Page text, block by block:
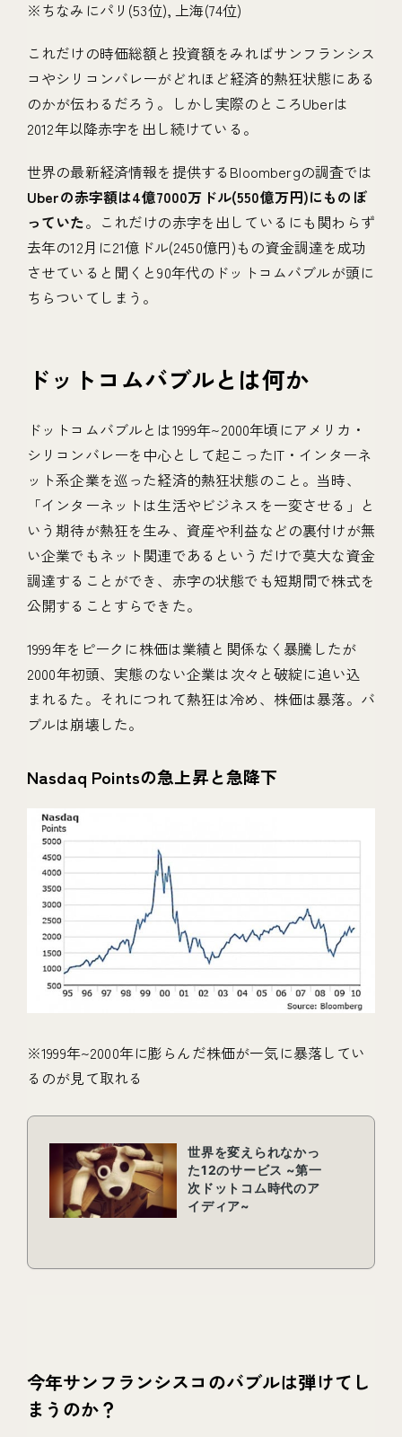
※ちなみにパリ(53位), 上海(74位)
これだけの時価総額と投資額をみればサンフランシス
コやシリコンバレーがどれほど経済的熱狂状態にある
のかが伝わるだろう。しかし実際のところUberは
2012年以降赤字を出し続けている。
世界の最新経済情報を提供するBloombergの調査では
Uberの赤字額は4億7000万ドル(550億万円)にものぼ
っていた。これだけの赤字を出しているにも関わらず
去年の12月に21億ドル(2450億円)もの資金調達を成功
させていると聞くと90年代のドットコムバブルが頭に
ちらついてしまう。
ドットコムバブルとは何か
ドットコムバブルとは1999年~2000年頃にアメリカ・
シリコンバレーを中心として起こったIT・インターネ
ット系企業を巡った経済的熱狂状態のこと。当時、
「インターネットは生活やビジネスを一変させる」と
いう期待が熱狂を生み、資産や利益などの裏付けが無
い企業でもネット関連であるというだけで莫大な資金
調達することができ、赤字の状態でも短期間で株式を
公開することすらできた。
1999年をピークに株価は業績と関係なく暴騰したが
2000年初頭、実態のない企業は次々と破綻に追い込
まれるた。それにつれて熱狂は冷め、株価は暴落。バ
ブルは崩壊した。
Nasdaq Pointsの急上昇と急降下
※1999年~2000年に膨らんだ株価が一気に暴落してい
るのが見て取れる
今年サンフランシスコのバブルは弾けてし
まうのか？